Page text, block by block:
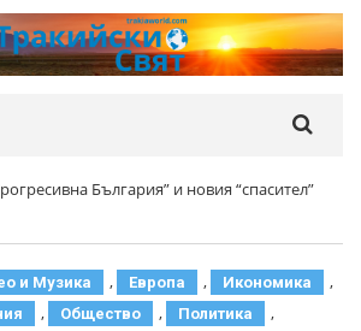
България” и новия “спасител”
и Музика , Европа , Икономика ,
, Общество , Политика ,